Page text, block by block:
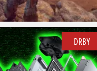
DRBY